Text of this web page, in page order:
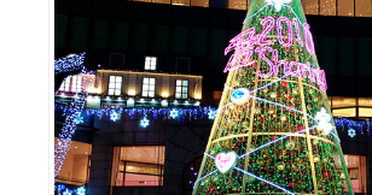
免
費
版
型